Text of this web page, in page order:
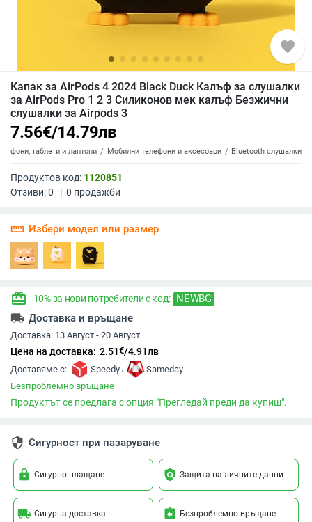
favorite
Капак за AirPods 4 2024 Black Duck Калъф за слушалки
за AirPods Pro 1 2 3 Силиконов мек калъф Безжични
слушалки за Airpods 3
7.56€/14.79лв
таблети и лаптопи Мобилни телефони и аксесоари Bluetooth слушалки
Продуктов код: 1120851
Отзиви:0 | 0 продажби
straighten Избери модел или размер
redeem -10% за нови потребители с код: NEWBG
local_shipping Доставка и връщане
Доставка: 13 Август - 20 Август
Цена на доставка: 2.51€/4.91лв
Доставяме с: Speedy ,
Sameday
Безпроблемно връщане
Продуктът се предлага с опция "Прегледай преди да купиш".
security Сигурност при пазаруване
lock Сигурно плащане policy Защита на личните данни
local_shipping Сигурна доставка assignment_return Безпроблемно връщане